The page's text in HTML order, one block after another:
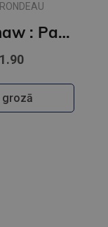
Raqib Shaw : Paradise Lost
grozā